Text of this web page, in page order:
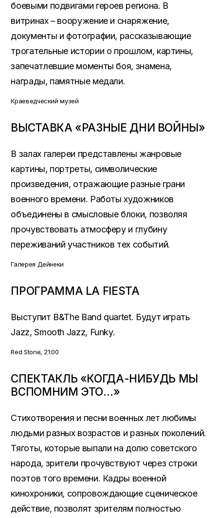
боевыми подвигами героев региона. В
витринах – вооружение и снаряжение,
документы и фотографии, рассказывающие
трогательные истории о прошлом, картины,
запечатлевшие моменты боя, знамена,
награды, памятные медали.
Краеведческий музей
ВЫСТАВКА «РАЗНЫЕ ДНИ ВОЙНЫ»
В залах галереи представлены жанровые
картины, портреты, символические
произведения, отражающие разные грани
военного времени. Работы художников
объединены в смысловые блоки, позволяя
прочувствовать атмосферу и глубину
переживаний участников тех событий.
Галерея Дейнеки
ПРОГРАММА LA FIESTA
Выступит B&The Band quartet. Будут играть
Jazz, Smooth Jazz, Funky.
Red Stone, 21:00
СПЕКТАКЛЬ «КОГДА-НИБУДЬ МЫ
ВСПОМНИМ ЭТО…»
Стихотворения и песни военных лет любимы
людьми разных возрастов и разных поколений.
Тяготы, которые выпали на долю советского
народа, зрители прочувствуют через строки
поэтов того времени. Кадры военной
кинохроники, сопровождающие сценическое
действие, позволят зрителям полностью